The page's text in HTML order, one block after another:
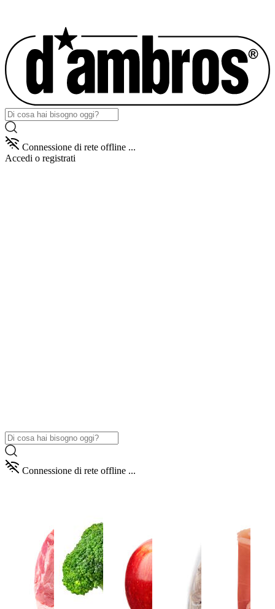
Connessione di rete offline ...
Accedi o registrati
Connessione di rete offline ...